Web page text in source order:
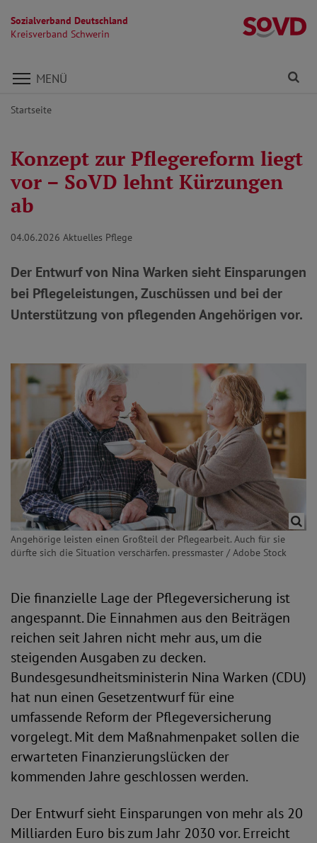
Sozialverband Deutschland
Kreisverband Schwerin
Direkt zu den Inhalten springen
MENÜ
Startseite
Konzept zur Pflegereform liegt
vor – SoVD lehnt Kürzungen
ab
04.06.2026 Aktuelles Pflege
Der Entwurf von Nina Warken sieht Einsparungen
bei Pflegeleistungen, Zuschüssen und bei der
Unterstützung von pflegenden Angehörigen vor.
Angehörige leisten einen Großteil der Pflegearbeit. Auch für sie
dürfte sich die Situation verschärfen. pressmaster / Adobe Stock
Die finanzielle Lage der Pflegeversicherung ist
angespannt. Die Einnahmen aus den Beiträgen
reichen seit Jahren nicht mehr aus, um die
steigenden Ausgaben zu decken.
Bundesgesundheitsministerin Nina Warken (CDU)
hat nun einen Gesetzentwurf für eine
umfassende Reform der Pflegeversicherung
vorgelegt. Mit dem Maßnahmenpaket sollen die
erwarteten Finanzierungslücken der
kommenden Jahre geschlossen werden.
Der Entwurf sieht Einsparungen von mehr als 20
Milliarden Euro bis zum Jahr 2030 vor. Erreicht